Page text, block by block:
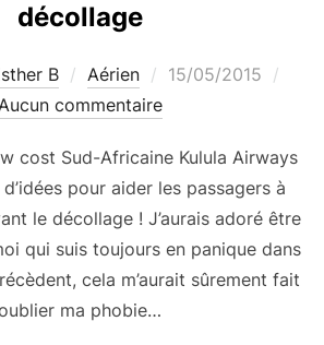
décollage
B Aérien
Publié
15/05/2015
commentaire
cost Sud-Africaine Kulula Airways
pour aider les passagers à
le décollage ! J’aurais adoré être
qui suis toujours en panique dans
cela m’aurait sûrement fait
ma phobie…